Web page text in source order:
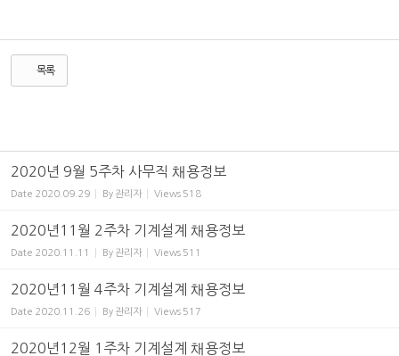
목록
2020년 9월 5주차 사무직 채용정보
Date 2020.09.29 By 관리자 Views 518
2020년11월 2주차 기계설계 채용정보
Date 2020.11.11 By 관리자 Views 511
2020년11월 4주차 기계설계 채용정보
Date 2020.11.26 By 관리자 Views 517
2020년12월 1주차 기계설계 채용정보